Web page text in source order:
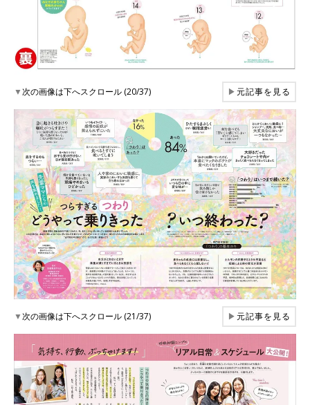
▼次の画像は下へスクロール (20/37) ▶元記事を見る
▼次の画像は下へスクロール (21/37) ▶元記事を見る